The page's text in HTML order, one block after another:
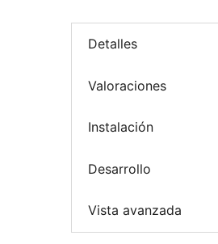
Detalles
Valoraciones
Instalación
Desarrollo
Vista avanzada